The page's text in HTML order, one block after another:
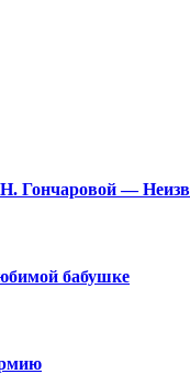
Гончаровой —
бабушке